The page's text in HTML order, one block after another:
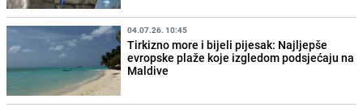
04.07.26. 10:45
Tirkizno more i bijeli pijesak: Najljepše
evropske plaže koje izgledom podsjećaju na
Maldive